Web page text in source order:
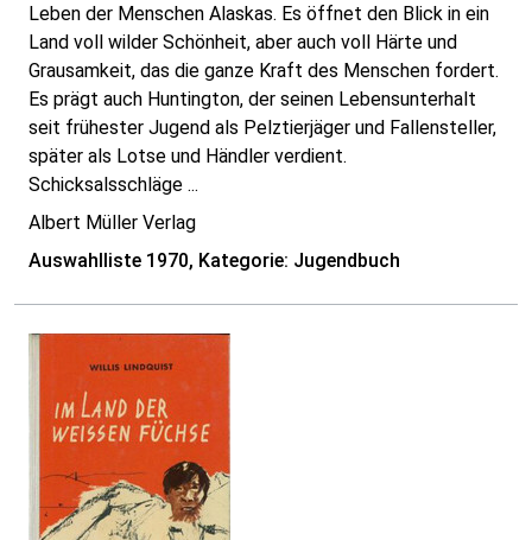
Leben der Menschen Alaskas. Es öffnet den Blick in ein
Land voll wilder Schönheit, aber auch voll Härte und
Grausamkeit, das die ganze Kraft des Menschen fordert.
Es prägt auch Huntington, der seinen Lebensunterhalt
seit frühester Jugend als Pelztierjäger und Fallensteller,
später als Lotse und Händler verdient.
Schicksalsschläge ...
Albert Müller Verlag
Auswahlliste 1970, Kategorie: Jugendbuch